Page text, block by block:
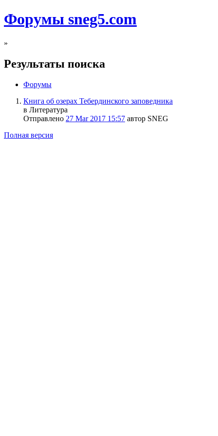
Форумы sneg5.com
»
Результаты поиска
Форумы
Книга об озерах Тебердинского заповедника
в Литература
Отправлено 27 Mar 2017 15:57 автор SNEG
Полная версия